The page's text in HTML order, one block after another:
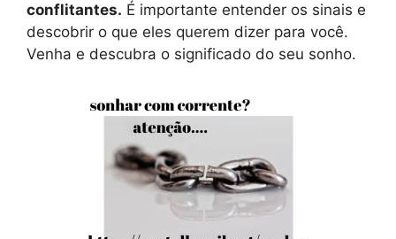
conflitantes. É importante entender os sinais e
descobrir o que eles querem dizer para você.
Venha e descubra o significado do seu sonho.